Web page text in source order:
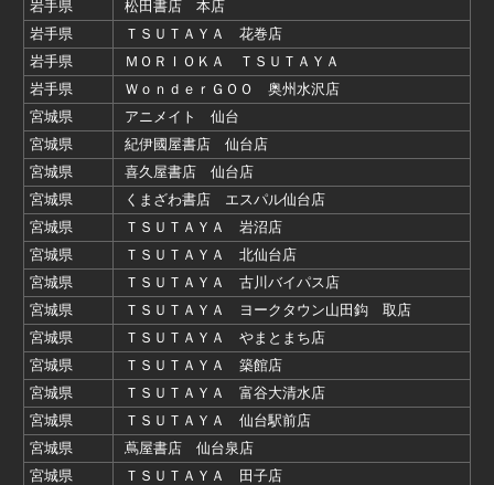
岩手県
松田書店 本店
岩手県
ＴＳＵＴＡＹＡ 花巻店
岩手県
ＭＯＲＩＯＫＡ ＴＳＵＴＡＹＡ
岩手県
ＷｏｎｄｅｒＧＯＯ 奥州水沢店
宮城県
アニメイト 仙台
宮城県
紀伊國屋書店 仙台店
宮城県
喜久屋書店 仙台店
宮城県
くまざわ書店 エスパル仙台店
宮城県
ＴＳＵＴＡＹＡ 岩沼店
宮城県
ＴＳＵＴＡＹＡ 北仙台店
宮城県
ＴＳＵＴＡＹＡ 古川バイパス店
宮城県
ＴＳＵＴＡＹＡ ヨークタウン山田鈎 取店
宮城県
ＴＳＵＴＡＹＡ やまとまち店
宮城県
ＴＳＵＴＡＹＡ 築館店
宮城県
ＴＳＵＴＡＹＡ 富谷大清水店
宮城県
ＴＳＵＴＡＹＡ 仙台駅前店
宮城県
蔦屋書店 仙台泉店
宮城県
ＴＳＵＴＡＹＡ 田子店